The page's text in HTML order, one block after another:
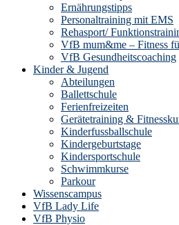
Ernährungstipps
Personaltraining mit EMS
Rehasport/
VfB mum&me – Fitness
VfB Gesundheitscoaching
Kinder & Jugend
Abteilungen
Ballettschule
Ferienfreizeiten
Gerätetraining &
Kinderfussballschule
Kindergeburtstage
Kindersportschule
Schwimmkurse
Parkour
Wissenscampus
VfB Lady Life
VfB Physio